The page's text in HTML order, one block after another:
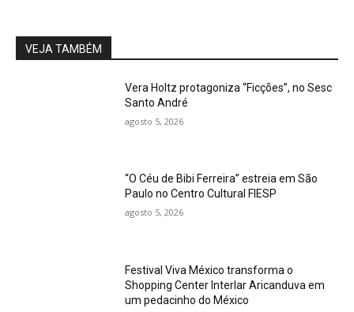
VEJA TAMBÉM
Vera Holtz protagoniza “Ficções”, no Sesc
Santo André
agosto 5, 2026
“O Céu de Bibi Ferreira” estreia em São
Paulo no Centro Cultural FIESP
agosto 5, 2026
Festival Viva México transforma o
Shopping Center Interlar Aricanduva em
um pedacinho do México